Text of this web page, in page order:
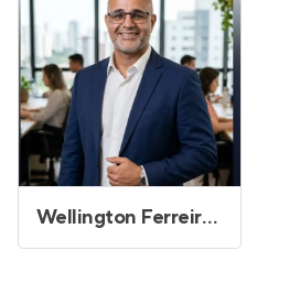
Wellington Ferreira Sales